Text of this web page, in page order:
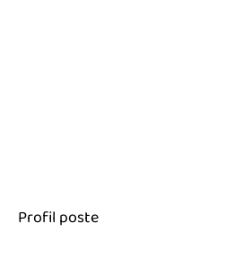
Profil poste